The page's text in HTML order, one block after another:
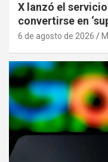
X lanzó el
convertirse en
6 de agosto de 2026